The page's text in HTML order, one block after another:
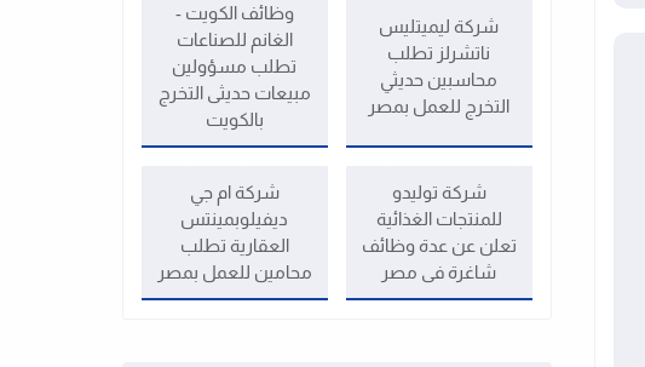
شركة ليميتليس
ناتشرلز تطلب
محاسبين حديثي
التخرج للعمل بمصر
وظائف الكويت -
الغانم للصناعات
تطلب مسؤولين
مبيعات حديثى التخرج
بالكويت
شركة توليدو
للمنتجات الغذائية
تعلن عن عدة وظائف
شاغرة فى مصر
شركة ام جي
ديفيلوبمينتس
العقارية تطلب
محامين للعمل بمصر